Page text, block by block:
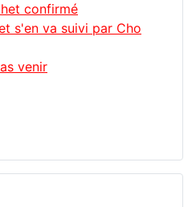
confirmé
s'en va suivi par Cho
venir